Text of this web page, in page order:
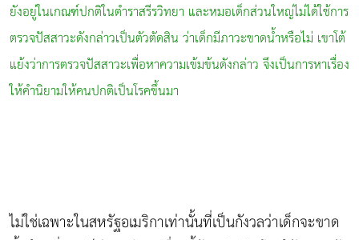
ยังอยู่ในเกณฑ์ปกติในตำราสรีรวิทยา และหมอเด็กส่วนใหญ่ไม่ได้ใช้การ
ตรวจปัสสาวะดังกล่าวเป็นตัวตัดสิน ว่าเด็กมีภาวะขาดน้ำหรือไม่ เขาโต้
แย้งว่าการตรวจปัสสาวะเพื่อหาความเข้มข้นดังกล่าว จึงเป็นการหาเรื่อง
ให้คำนิยามให้คนปกติเป็นโรคขึ้นมา
ไม่ใช่เฉพาะในสหรัฐอเมริกาเท่านั้นที่เป็นกังวลว่าเด็กจะขาด